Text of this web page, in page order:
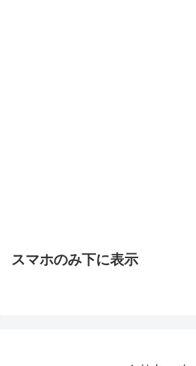
スマホのみ下に表示